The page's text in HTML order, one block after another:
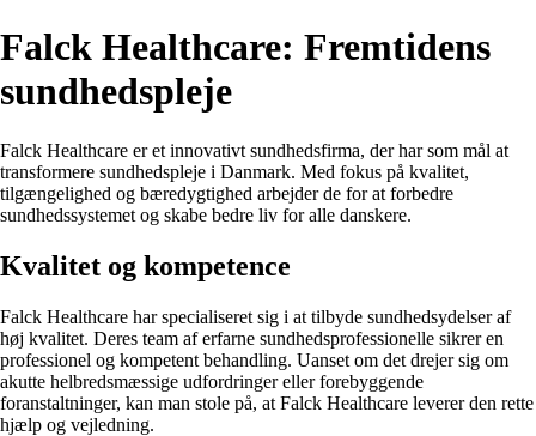
Falck Healthcare: Fremtidens
sundhedspleje
Falck Healthcare er et innovativt sundhedsfirma, der har som mål at
transformere sundhedspleje i Danmark. Med fokus på kvalitet,
tilgængelighed og bæredygtighed arbejder de for at forbedre
sundhedssystemet og skabe bedre liv for alle danskere.
Kvalitet og kompetence
Falck Healthcare har specialiseret sig i at tilbyde sundhedsydelser af
høj kvalitet. Deres team af erfarne sundhedsprofessionelle sikrer en
professionel og kompetent behandling. Uanset om det drejer sig om
akutte helbredsmæssige udfordringer eller forebyggende
foranstaltninger, kan man stole på, at Falck Healthcare leverer den rette
hjælp og vejledning.